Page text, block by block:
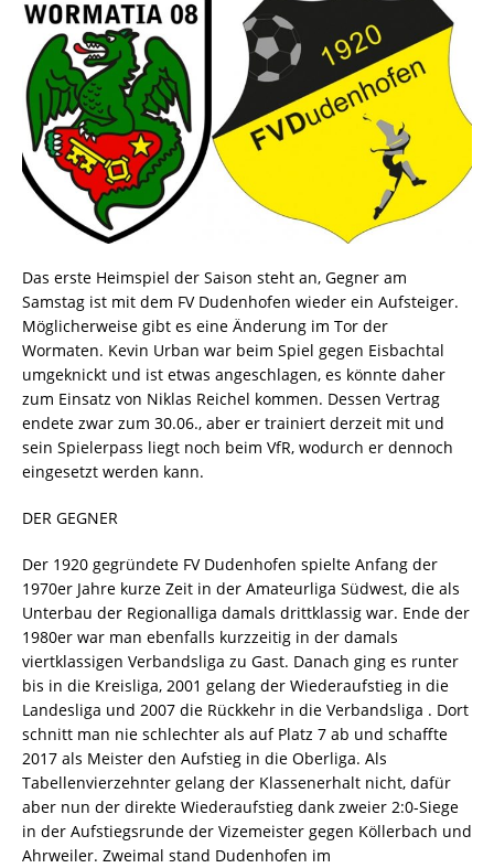
Das erste Heimspiel der Saison steht an, Gegner am
Samstag ist mit dem FV Dudenhofen wieder ein Aufsteiger.
Möglicherweise gibt es eine Änderung im Tor der
Wormaten. Kevin Urban war beim Spiel gegen Eisbachtal
umgeknickt und ist etwas angeschlagen, es könnte daher
zum Einsatz von Niklas Reichel kommen. Dessen Vertrag
endete zwar zum 30.06., aber er trainiert derzeit mit und
sein Spielerpass liegt noch beim VfR, wodurch er dennoch
eingesetzt werden kann.
DER GEGNER
Der 1920 gegründete FV Dudenhofen spielte Anfang der
1970er Jahre kurze Zeit in der Amateurliga Südwest, die als
Unterbau der Regionalliga damals drittklassig war. Ende der
1980er war man ebenfalls kurzzeitig in der damals
viertklassigen Verbandsliga zu Gast. Danach ging es runter
bis in die Kreisliga, 2001 gelang der Wiederaufstieg in die
Landesliga und 2007 die Rückkehr in die Verbandsliga . Dort
schnitt man nie schlechter als auf Platz 7 ab und schaffte
2017 als Meister den Aufstieg in die Oberliga. Als
Tabellenvierzehnter gelang der Klassenerhalt nicht, dafür
aber nun der direkte Wiederaufstieg dank zweier 2:0-Siege
in der Aufstiegsrunde der Vizemeister gegen Köllerbach und
Ahrweiler. Zweimal stand Dudenhofen im